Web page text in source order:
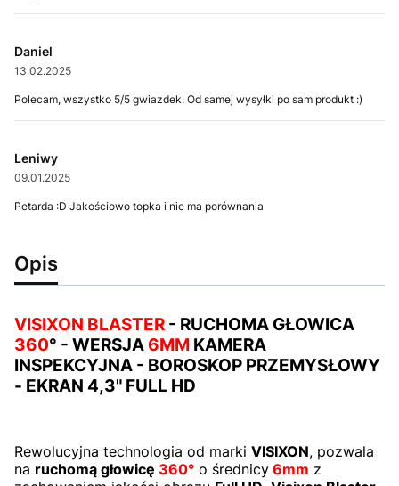
Daniel
13.02.2025
Polecam, wszystko 5/5 gwiazdek. Od samej wysyłki po sam produkt :)
Leniwy
09.01.2025
Petarda :D Jakościowo topka i nie ma porównania
Opis
VISIXON BLASTER - RUCHOMA GŁOWICA
360° - WERSJA 6MM KAMERA
INSPEKCYJNA - BOROSKOP PRZEMYSŁOWY
- EKRAN 4,3" FULL HD
Rewolucyjna technologia od marki VISIXON, pozwala
na ruchomą głowicę 360° o średnicy 6mm z